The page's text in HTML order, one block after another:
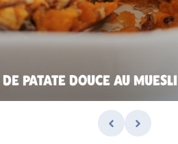
PATATE DOUCE AU MUESLI